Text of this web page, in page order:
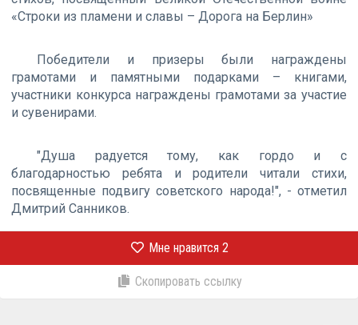
«Строки из пламени и славы – Дорога на Берлин»
Победители и призеры были награждены
грамотами и памятными подарками – книгами,
участники конкурса награждены грамотами за участие
и сувенирами.
"Душа радуется тому, как гордо и с
благодарностью ребята и родители читали стихи,
посвященные подвигу советского народа!", - отметил
Дмитрий Санников.
Мне нравится 2
Скопировать ссылку